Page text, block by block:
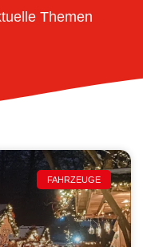
Themen
FAHRZEUGE